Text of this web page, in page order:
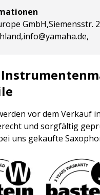
GmbH,Siemensstr.
vor dem Verkauf
und sorgfältig
uns gekaufte